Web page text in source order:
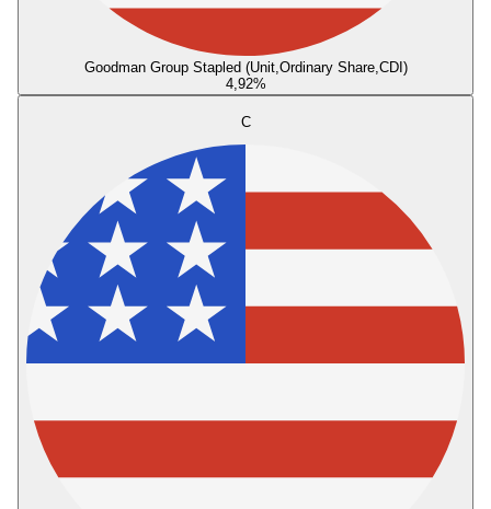
Goodman Group Stapled (Unit,Ordinary Share,CDI)
4,92%
C